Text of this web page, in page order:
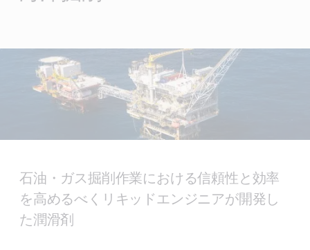
石油・ガス掘削作業における信頼性と効率
を高めるべくリキッドエンジニアが開発し
た潤滑剤